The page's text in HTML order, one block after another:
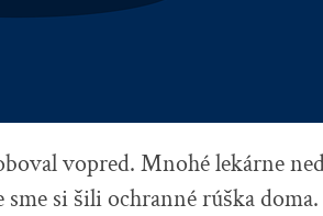
vopred. Mnohé lekárne
si šili ochranné rúška